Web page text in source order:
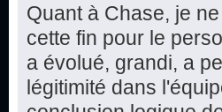
Quant à Chase, je
cette fin pour le
a évolué, grandi, a
légitimité dans